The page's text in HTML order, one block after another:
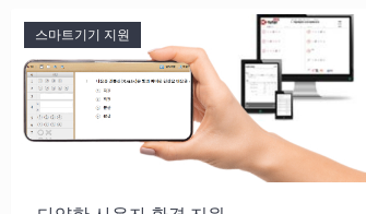
스마트기기 지원